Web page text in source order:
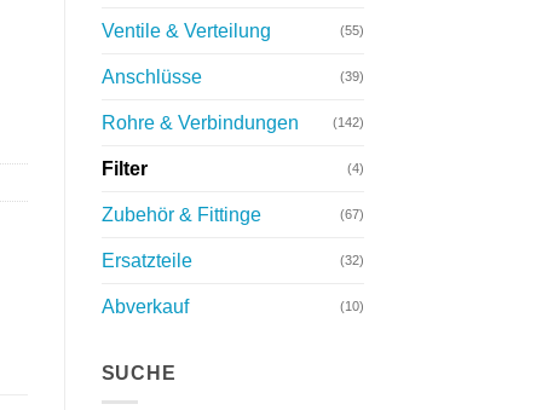
Ventile & Verteilung (55)
Anschlüsse (39)
Rohre & Verbindungen (142)
Filter (4)
Zubehör & Fittinge (67)
Ersatzteile (32)
Abverkauf (10)
SUCHE